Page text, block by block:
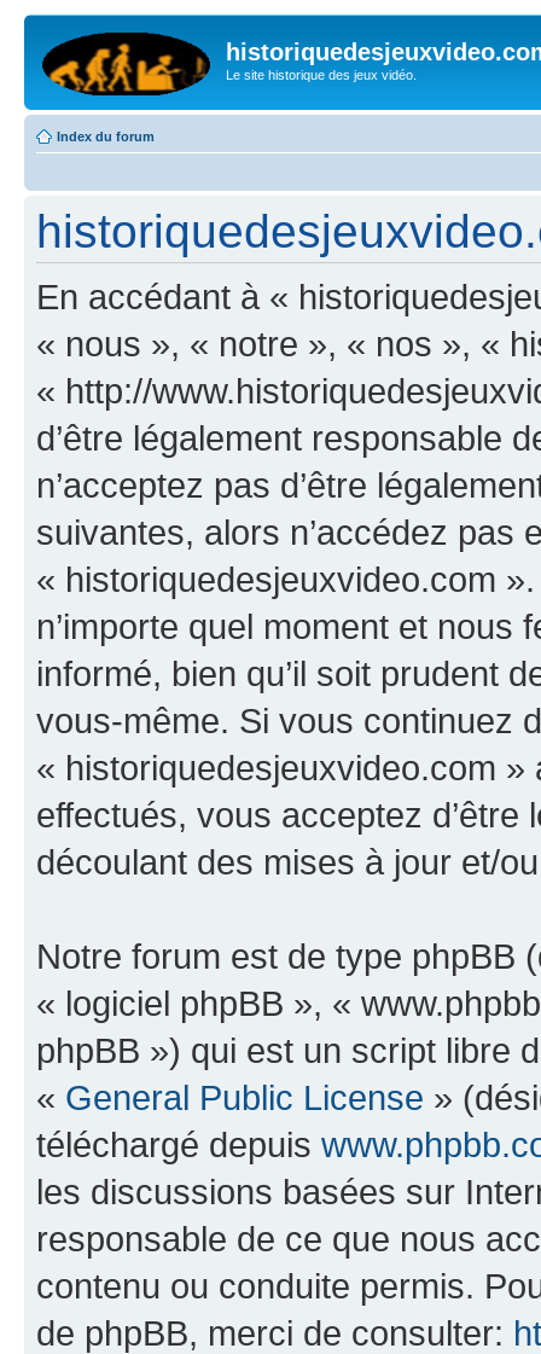
Le site historique des jeux vidéo.
Index du forum
En accédant à «
« nous », « notre », « nos », «
« http://
d’être légalement responsable
n’acceptez pas d’être
suivantes, alors n’accédez pas
« historiquedesjeuxvideo.com
n’importe quel moment et
informé, bien qu’il soit prudent
vous-même. Si vous continuez
« historiquedesjeuxvideo.com
effectués, vous acceptez
découlant des mises à jour et/
Notre forum est de type phpBB
« logiciel phpBB », «
phpBB ») qui est un script libre
« General Public License »
téléchargé depuis
les discussions basées sur
responsable de ce que nous
contenu ou conduite permis.
de phpBB, merci de consulter: